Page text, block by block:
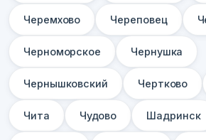
Черемхово Череповец
Черноморское Чернушка
Чернышковский Чертково
Чита Чудово Шадринск